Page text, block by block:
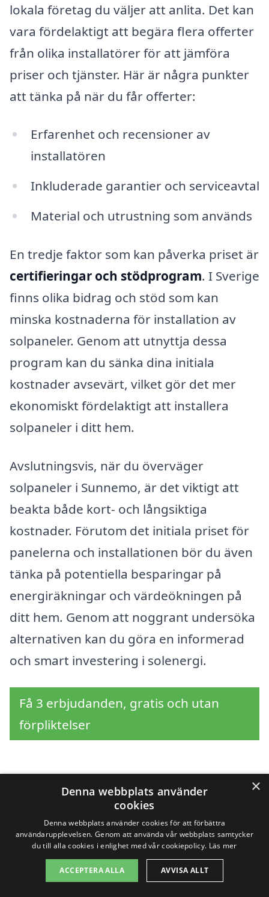
lokala företag du väljer att anlita. Det kan
vara fördelaktigt att begära flera offerter
från olika installatörer för att jämföra
priser och tjänster. Här är några punkter
att tänka på när du får offerter:
Erfarenhet och recensioner av
installatören
Inkluderade garantier och serviceavtal
Material och utrustning som används
En tredje faktor som kan påverka priset är
certifieringar och stödprogram. I Sverige
finns olika bidrag och stöd som kan
minska kostnaderna för installation av
solpaneler. Genom att utnyttja dessa
program kan du sänka dina initiala
kostnader avsevärt, vilket gör det mer
ekonomiskt fördelaktigt att installera
solpaneler i ditt hem.
Avslutningsvis, när du överväger
solpaneler i Sunnemo, är det viktigt att
beakta både kort- och långsiktiga
kostnader. Förutom det initiala priset för
panelerna och installationen bör du även
tänka på potentiella besparingar på
energiräkningar och värdeökningen på
ditt hem. Genom att noggrant undersöka
alternativen kan du göra en informerad
och smart investering i solenergi.
Få 3 erbjudanden, gratis och utan
förpliktelser
Sök efter en
professionell för
solpaneler i andra
städer nära Sunnemo
×
Denna webbplats använder
cookies
Denna webbplats använder cookies för att förbättra
användarupplevelsen. Genom att använda vår webbplats samtycker
du till alla cookies i enlighet med vår cookiepolicy. Läs mer
ACCEPTERA ALLA AVVISA ALLT